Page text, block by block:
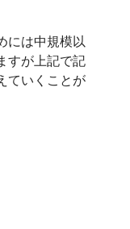
には中規模以
すが上記で記
ていくことが